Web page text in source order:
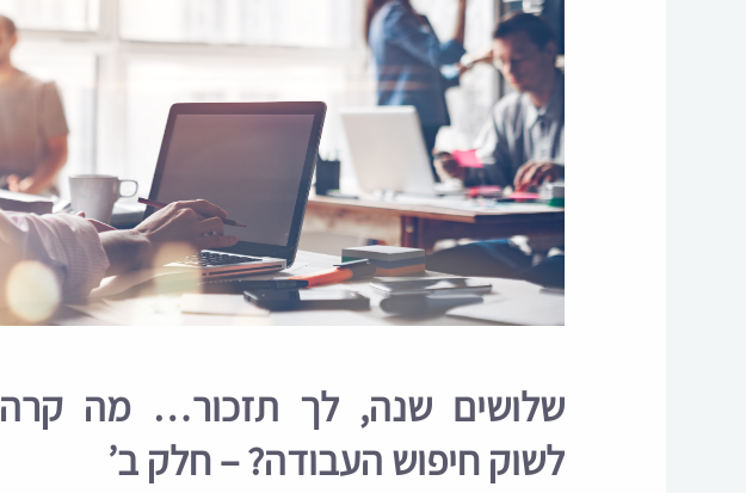
שלושים שנה, לך תזכור… מה קרה
לשוק חיפוש העבודה? – חלק ב’